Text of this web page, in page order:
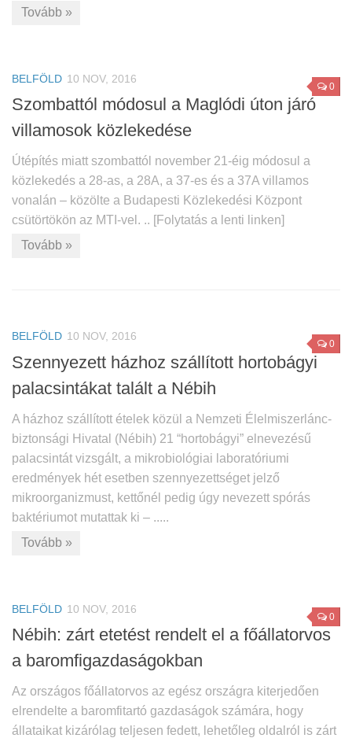
Tovább »
0
BELFÖLD 10 NOV, 2016
Szombattól módosul a Maglódi úton járó
villamosok közlekedése
Útépítés miatt szombattól november 21-éig módosul a
közlekedés a 28-as, a 28A, a 37-es és a 37A villamos
vonalán – közölte a Budapesti Közlekedési Központ
csütörtökön az MTI-vel. .. [Folytatás a lenti linken]
Tovább »
0
BELFÖLD 10 NOV, 2016
Szennyezett házhoz szállított hortobágyi
palacsintákat talált a Nébih
A házhoz szállított ételek közül a Nemzeti Élelmiszerlánc-
biztonsági Hivatal (Nébih) 21 “hortobágyi” elnevezésű
palacsintát vizsgált, a mikrobiológiai laboratóriumi
eredmények hét esetben szennyezettséget jelző
mikroorganizmust, kettőnél pedig úgy nevezett spórás
baktériumot mutattak ki – .....
Tovább »
0
BELFÖLD 10 NOV, 2016
Nébih: zárt etetést rendelt el a főállatorvos
a baromfigazdaságokban
Az országos főállatorvos az egész országra kiterjedően
elrendelte a baromfitartó gazdaságok számára, hogy
állataikat kizárólag teljesen fedett, lehetőleg oldalról is zárt